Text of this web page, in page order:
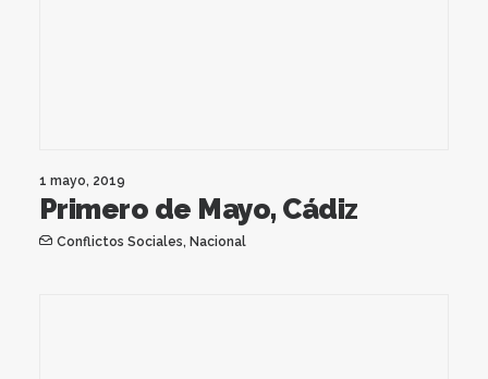
1 mayo, 2019
Primero de Mayo, Cádiz
Conflictos Sociales, Nacional